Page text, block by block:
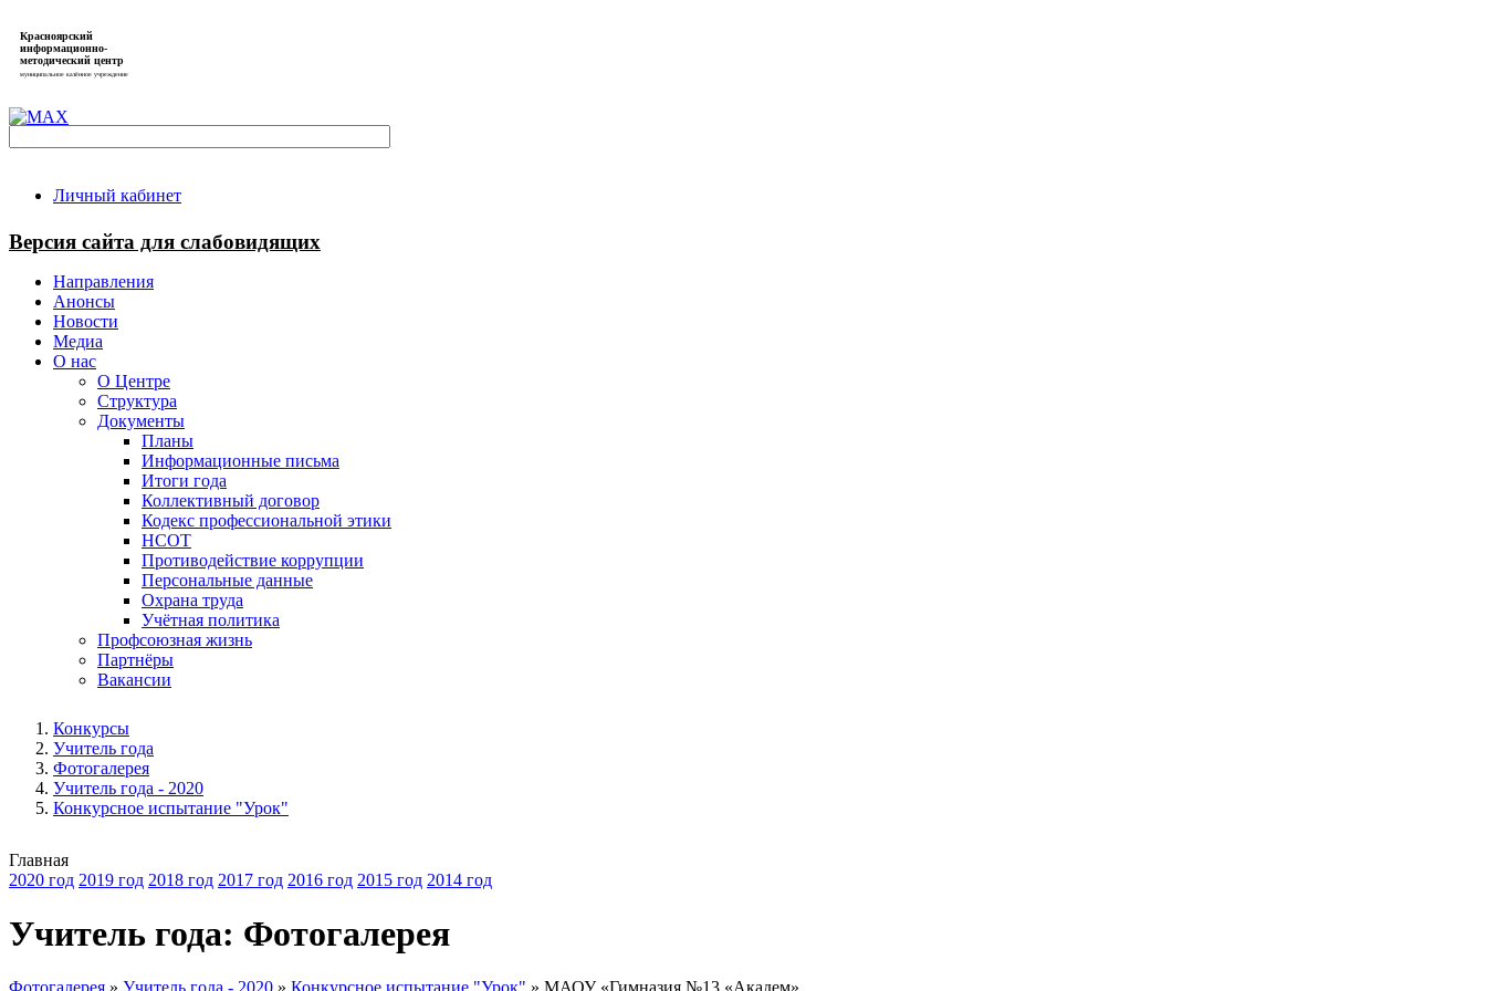
Красноярский
информационно-
методический центр
муниципальное казённое учреждение
Личный кабинет
Версия сайта для слабовидящих
Направления
Анонсы
Новости
Медиа
О нас
О Центре
Структура
Документы
Планы
Информационные письма
Итоги года
Коллективный договор
Кодекс профессиональной этики
НСОТ
Противодействие коррупции
Персональные данные
Охрана труда
Учётная политика
Профсоюзная жизнь
Партнёры
Вакансии
Конкурсы
Учитель года
Фотогалерея
Учитель года - 2020
Конкурсное испытание "Урок"
Главная
2020 год 2019 год 2018 год 2017 год 2016 год 2015 год 2014 год
Учитель года: Фотогалерея